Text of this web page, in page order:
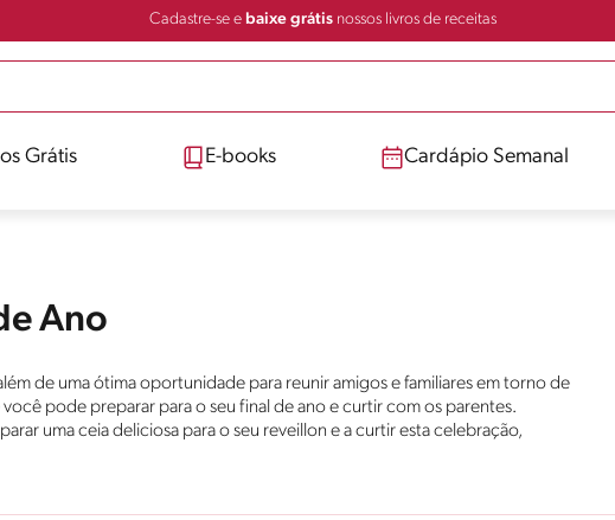
Cadastre-se e baixe grátisnossos livros de receitas
Grátis E-books Cardápio Semanal
Ano
de uma ótima oportunidade para reunir amigos e familiares em torno de
você pode preparar para o seu final de ano e curtir com os parentes.
uma ceia deliciosa para o seu reveillon e a curtir esta celebração,